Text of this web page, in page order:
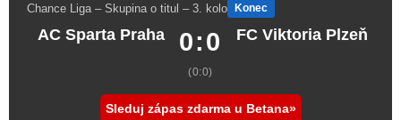
Chance Liga – Skupina o titul – 3. kolo Konec
AC Sparta Praha 0:0
(0:0)
FC Viktoria Plzeň
Sleduj zápas zdarma u Betana